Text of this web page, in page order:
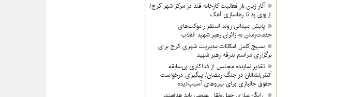
آثار زیان بار فعالیت کارخانه قند در مرکز شهر کرج/
از بوی بد تا رهاسازی آهک
پایش میدانی روند استقرار موکب‌های
خدمت‌رسان به زائران رهبر شهید انقلاب
بسیج کامل امکانات مدیریت شهری کرج برای
برگزاری مراسم بدرقه رهبر شهید
تقدیر نماینده مجلس از فداکاری بی‌سابقه
آتش‌نشانان در جنگ رمضان/ پیگیری درخواست
حقوق جانبازی برای نیروهای آسیب‌دیده